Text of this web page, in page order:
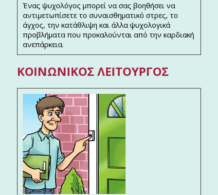
Ένας ψυχολόγος μπορεί να σας βοηθήσει να
αντιμετωπίσετε το συναισθηματικό στρες, το
άγχος, την κατάθλιψη και άλλα ψυχολογικά
προβλήματα που προκαλούνται από την καρδιακή
ανεπάρκεια.
ΚΟΙΝΩΝΙΚΌΣ ΛΕΙΤΟΥΡΓΌΣ